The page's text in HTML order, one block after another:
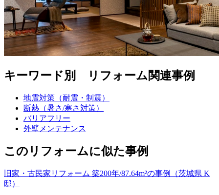
キーワード別 リフォーム関連事例
地震対策（耐震・制震）
断熱（暑さ/寒さ対策）
バリアフリー
外壁メンテナンス
このリフォームに似た事例
旧家・古民家リフォーム 築200年/87.64m²の事例（茨城県 K
邸）